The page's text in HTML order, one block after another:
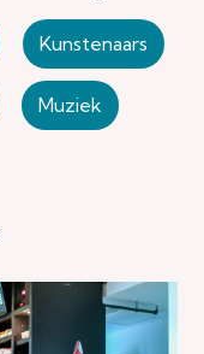
Kunstenaars
Muziek